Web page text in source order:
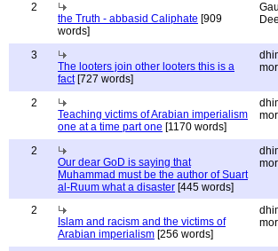
2
the Truth - abbasid Caliphate [909
words]
3
The looters join other looters this is a
fact[727 words]
2
Teaching victims of Arabian imperialism
one at a time part one [1170 words]
2
Our dear GoD is saying that
Muhammad must be the author of Suart
al-Ruum what a disaster [445 words]
2
Islam and racism and the victims of
Arabian imperialism [256 words]